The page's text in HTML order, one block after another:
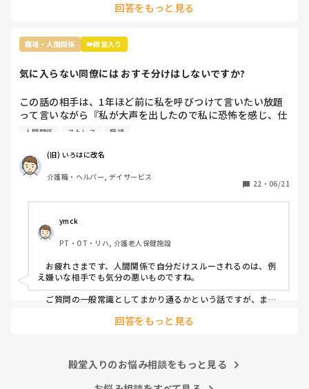
トを開催したり、工作レクをしてみたり…やることを探せばい
できるか、今一度模索してみてはいかがでしょうか。
回答をもっと見る
職場・人間関係 👑殿堂入り
気に入らない同僚には おすそ分けはしないですか?
この話の相手は、1年ほど前に私を呼びつけて言いたい放題
って言いながら『私が大声を出したので私に恐怖を感じ、仕
事が一緒にできない』と因縁をつけてきた 看護師Nなんです
当時、現場にいた関係者に事情聴取をした結果、 レクリエ
ーションも止まらなかったし、誰も仲裁には来なかったので
結論がでたのに、この看護師『 周りがなんと言っても、私
は、あの時、大声を出されて恐怖を感じた』とずっと言い続
けていて、この話を境に、敵意というより憎悪をむき出しに
するようになってきました。
そんなある日のことです。看護師Nがどこかに旅行に行って
きたのでお土産をみんなの連絡用のレターケースの中に入れ
あったんですが、私のところにだけ入っていなかったです
人間関係 ストレス 職場
(旧) いろはに改名
介護職・ヘルパー, デイサービス
22 ・ 06/21
ymck
PT・OT・リハ, 介護老人保健施設
お疲れさまです、人間関係で自分だけスルーされるのは、例
え嫌いな相手でも気分の悪いものですね。
ご質問の一般常識としてまかり通るかという話ですが、まか
り、お土産誰に配るかは本人の自由ではありますが、特定の一
回答をもっと見る
殿堂入りのお悩み相談をもっと見る